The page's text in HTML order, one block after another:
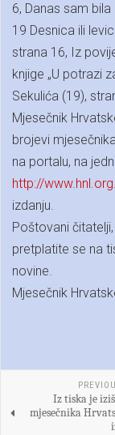
6, Danas sam
19 Desnica ili
strana 16, Iz
knjige „U potrazi
Sekulića (19),
Mjesečnik
brojevi
na portalu, na
http://
izdanju.
Poštovani
pretplatite se na
novine.
Mjesečnik
Iz tiska je
mjesečnika